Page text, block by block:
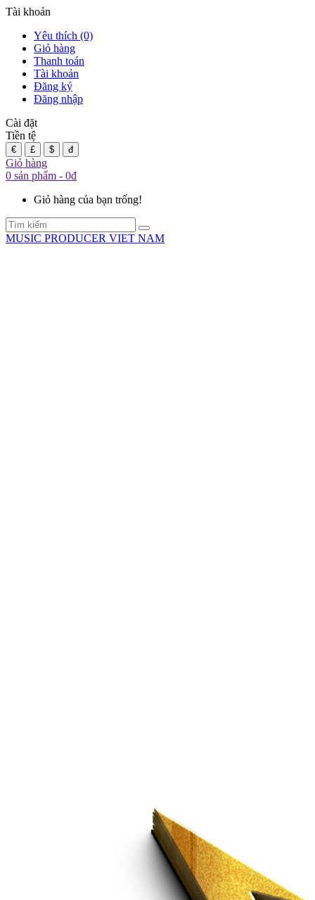
Tài khoản
Yêu thích (0)
Giỏ hàng
Thanh toán
Tài khoản
Đăng ký
Đăng nhập
Cài đặt
Tiền tệ
€ £ $ đ
Giỏ hàng
0 sản phẩm - 0đ
Giỏ hàng của bạn trống!
MUSIC PRODUCER VIET NAM